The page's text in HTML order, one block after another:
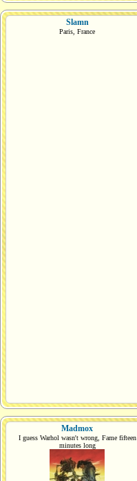
Slamn
Paris, France
Madmox
I guess Warhol wasn't wrong, Fame fifteen
minutes long